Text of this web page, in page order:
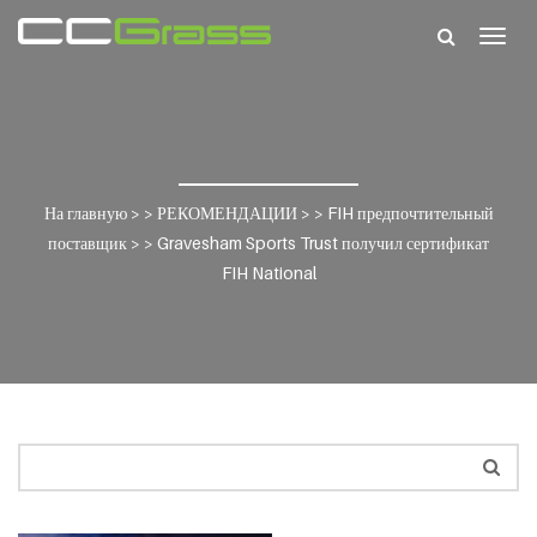
На главную> > РЕКОМЕНДАЦИИ> > FIH предпочтительный
поставщик > > Gravesham Sports Trust получил сертификат
FIH National